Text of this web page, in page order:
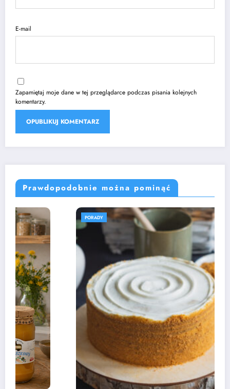
E-mail
Zapamiętaj moje dane w tej przeglądarce podczas pisania kolejnych
komentarzy.
Prawdopodobnie można pominąć
PORADY